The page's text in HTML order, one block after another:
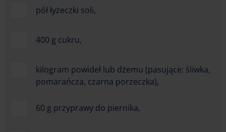
pół łyżeczki soli,
400 g cukru,
kilogram powideł lub dżemu (pasujące: śliwka,
pomarańcza, czarna porzeczka),
60 g przyprawy do piernika,